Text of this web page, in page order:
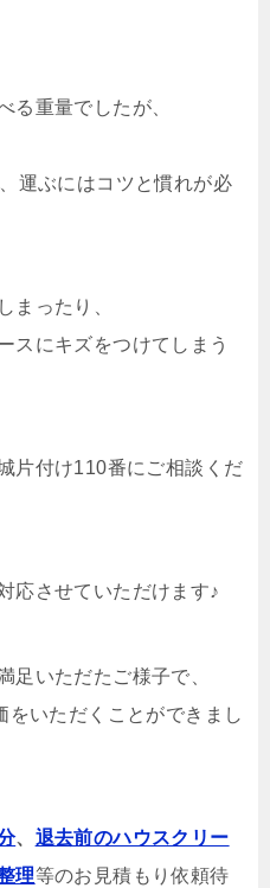
る重量でしたが、
運ぶにはコツと慣れが必
まったり、
スにキズをつけてしまう
片付け110番にご相談くだ
応させていただけます♪
足いただたご様子で、
をいただくことができまし
、 退去前のハウスクリー
理等のお見積もり依頼待